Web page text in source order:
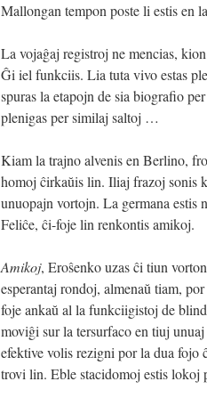
Mallongan tempon poste li estis en
La vojaĝaj registroj ne mencias,
Ĝi iel funkciis. Lia tuta vivo estas
spuras la etapojn de sia biografio
plenigas per similaj saltoj …
Kiam la trajno alvenis en Berlino,
homoj ĉirkaŭis lin. Iliaj frazoj sonis
unuopajn vortojn. La germana
Feliĉe, ĉi-foje lin renkontis amikoj.
Amikoj, Eroŝenko uzas ĉi tiun
esperantaj rondoj, almenaŭ tiam,
foje ankaŭ al la funkciigistoj de
moviĝi sur la tersurfaco en tiuj
efektive volis rezigni por la dua fojo
trovi lin. Eble stacidomoj estis lokoj